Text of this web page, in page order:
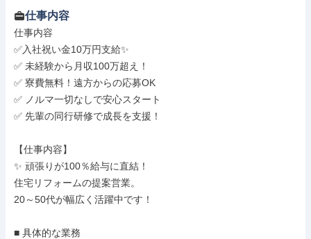
仕事内容
仕事内容
✅入社祝い金10万円支給✨
✅ 未経験から月収100万超え！
✅ 寮費無料！遠方からの応募OK
✅ ノルマ一切なしで安心スタート
✅ 先輩の同行研修で成長を支援！
【仕事内容】
✨ 頑張りが100％給与に直結！
住宅リフォームの提案営業。
20～50代が幅広く活躍中です！
■ 具体的な業務